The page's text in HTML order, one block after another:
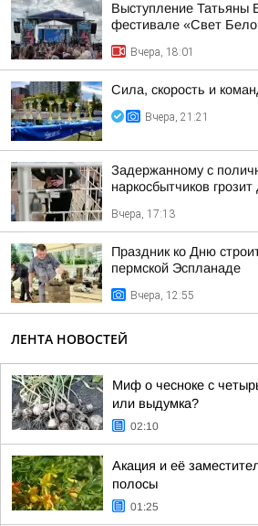
Выступление Татьяны
фестивале «Свет
Вчера, 18:01
Сила, скорость и
Вчера, 21:21
Задержанному с
наркосбытчиков
Вчера, 17:13
Праздник ко Дню
пермской Эспланаде
Вчера, 12:55
ЛЕНТА НОВОСТЕЙ
Миф о чесноке с
или выдумка?
02:10
Акация и её
полосы
01:25